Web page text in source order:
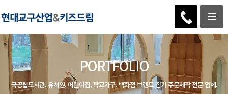
PORTFOLIO
국공립도서관, 유치원, 어린이집, 학교가구, 백화점 브랜드 집기 주문제작 전문 업체.